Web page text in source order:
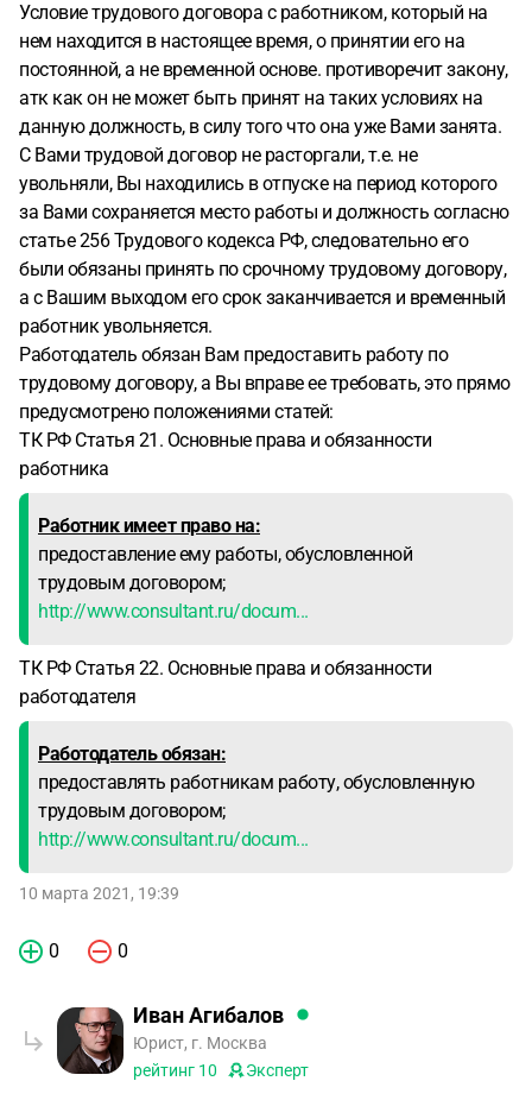
Условие трудового договора с работником, который на
нем находится в настоящее время, о принятии его на
постоянной, а не временной основе. противоречит закону,
атк как он не может быть принят на таких условиях на
данную должность, в силу того что она уже Вами занята.
С Вами трудовой договор не расторгали, т.е. не
увольняли, Вы находились в отпуске на период которого
за Вами сохраняется место работы и должность согласно
статье 256 Трудового кодекса РФ, следовательно его
были обязаны принять по срочному трудовому договору,
а с Вашим выходом его срок заканчивается и временный
работник увольняется.
Работодатель обязан Вам предоставить работу по
трудовому договору, а Вы вправе ее требовать, это прямо
предусмотрено положениями статей:
ТК РФ Статья 21. Основные права и обязанности
работника
Работник имеет право на:
предоставление ему работы, обусловленной
трудовым договором;
http://www.consultant.ru/docum...
ТК РФ Статья 22. Основные права и обязанности
работодателя
Работодатель обязан:
предоставлять работникам работу, обусловленную
трудовым договором;
http://www.consultant.ru/docum...
10 марта 2021, 19:39
0 0
Иван Агибалов
Юрист, г. Москва
рейтинг 10 Эксперт